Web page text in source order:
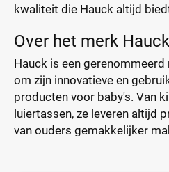
kwaliteit die Hauck altijd
Over het merk Hauck
Hauck is een
om zijn innovatieve en
producten voor baby's. Van
luiertassen, ze leveren altijd
van ouders gemakkelijker